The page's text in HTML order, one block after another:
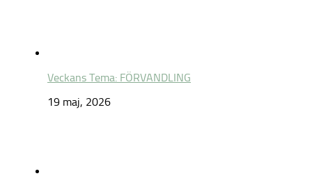
Veckans Tema: FÖRVANDLING
19 maj, 2026